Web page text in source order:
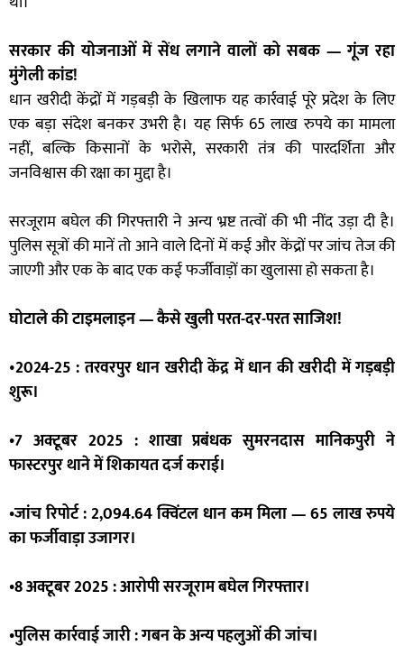
सरकार की योजनाओं में सेंध लगाने वालों को सबक — गूंज रहा
मुंगेली कांड!
धान खरीदी केंद्रों में गड़बड़ी के खिलाफ यह कार्रवाई पूरे प्रदेश के लिए
एक बड़ा संदेश बनकर उभरी है। यह सिर्फ 65 लाख रुपये का मामला
नहीं, बल्कि किसानों के भरोसे, सरकारी तंत्र की पारदर्शिता और
जनविश्वास की रक्षा का मुद्दा है।
सरजूराम बघेल की गिरफ्तारी ने अन्य भ्रष्ट तत्वों की भी नींद उड़ा दी है।
पुलिस सूत्रों की मानें तो आने वाले दिनों में कई और केंद्रों पर जांच तेज की
जाएगी और एक के बाद एक कई फर्जीवाड़ों का खुलासा हो सकता है।
घोटाले की टाइमलाइन — कैसे खुली परत-दर-परत साजिश!
•2024-25 : तरवरपुर धान खरीदी केंद्र में धान की खरीदी में गड़बड़ी
शुरू।
•7 अक्टूबर 2025 : शाखा प्रबंधक सुमरनदास मानिकपुरी ने
फास्टरपुर थाने में शिकायत दर्ज कराई।
•जांच रिपोर्ट : 2,094.64 क्विंटल धान कम मिला — 65 लाख रुपये
का फर्जीवाड़ा उजागर।
•8 अक्टूबर 2025 : आरोपी सरजूराम बघेल गिरफ्तार।
•पुलिस कार्रवाई जारी : गबन के अन्य पहलुओं की जांच।